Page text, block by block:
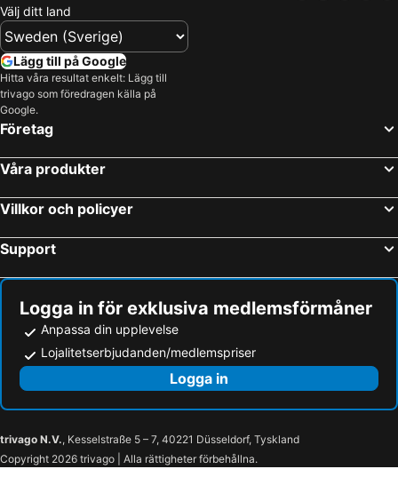
Välj ditt land
Lägg till på Google
Hitta våra resultat enkelt: Lägg till
trivago som föredragen källa på
Google.
Företag
Våra produkter
Villkor och policyer
Support
Logga in för exklusiva medlemsförmåner
Anpassa din upplevelse
Lojalitetserbjudanden/medlemspriser
Logga in
trivago N.V., Kesselstraße 5 – 7, 40221 Düsseldorf, Tyskland
Copyright 2026 trivago | Alla rättigheter förbehållna.